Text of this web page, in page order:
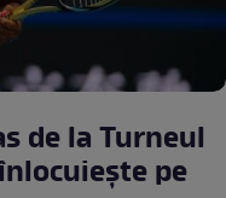
de la Turneul
pe